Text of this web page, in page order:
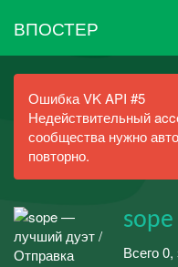
ВПОСТЕР
Ошибка VK API #5
Недействительный
сообщества нужно
повторно.
Всего